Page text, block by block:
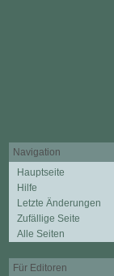
Navigation
Hauptseite
Hilfe
Letzte Änderungen
Zufällige Seite
Alle Seiten
Für Editoren